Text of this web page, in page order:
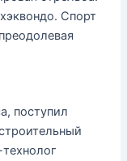
Спорт
поступил